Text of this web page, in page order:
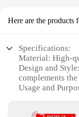
Here are the products
Specifications:
Material: High-
Design and
complements
Usage and
Performance